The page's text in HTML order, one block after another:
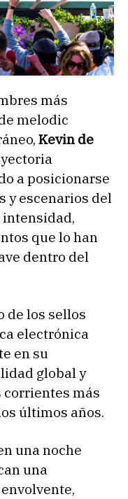
más
melodic
Kevin de
a posicionarse
y escenarios del
intensidad,
que lo han
dentro del
de los sellos
electrónica
en su
global y
corrientes más
últimos años.
una noche
una